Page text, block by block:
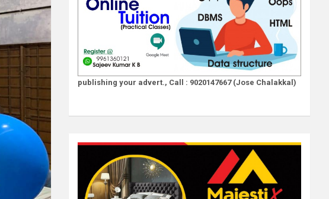
publishing your advert., Call : 9020147667 (Jose Chalakkal)